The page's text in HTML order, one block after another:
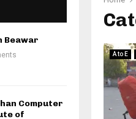
A to E
Beawar
Computer
of